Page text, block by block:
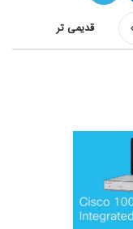
قدیمی تر